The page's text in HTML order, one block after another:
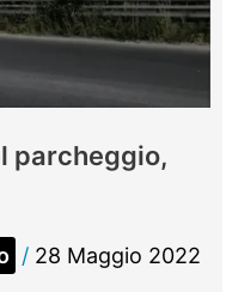
parcheggio,
/ 28 Maggio 2022